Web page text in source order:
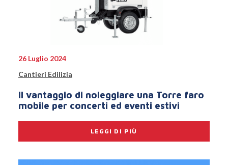
26 Luglio 2024
Cantieri Edilizia
Il vantaggio di noleggiare una Torre faro
mobile per concerti ed eventi estivi
LEGGI DI PIÙ